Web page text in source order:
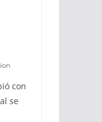
con
se